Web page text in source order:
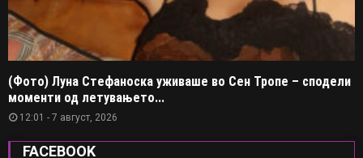
(Фото) Луна Стефаноска уживаше во Сен Тропе – сподели
моменти од летувањето...
12:01 - 7 август, 2026
FACEBOOK